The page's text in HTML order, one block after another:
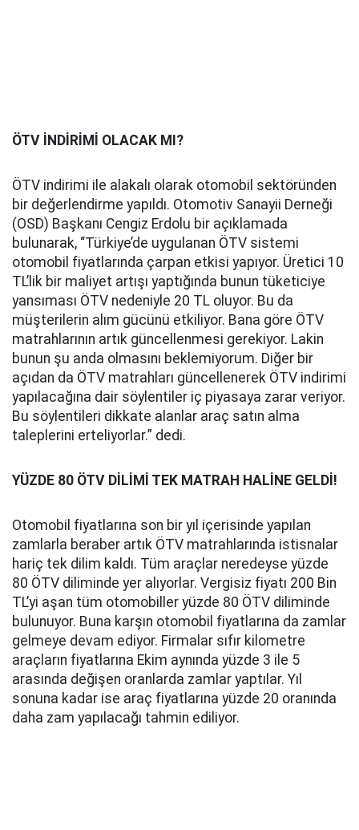
ÖTV İNDİRİMİ OLACAK MI?
ÖTV indirimi ile alakalı olarak otomobil sektöründen
bir değerlendirme yapıldı. Otomotiv Sanayii Derneği
(OSD) Başkanı Cengiz Erdolu bir açıklamada
bulunarak, “Türkiye’de uygulanan ÖTV sistemi
otomobil fiyatlarında çarpan etkisi yapıyor. Üretici 10
TL’lik bir maliyet artışı yaptığında bunun tüketiciye
yansıması ÖTV nedeniyle 20 TL oluyor. Bu da
müşterilerin alım gücünü etkiliyor. Bana göre ÖTV
matrahlarının artık güncellenmesi gerekiyor. Lakin
bunun şu anda olmasını beklemiyorum. Diğer bir
açıdan da ÖTV matrahları güncellenerek ÖTV indirimi
yapılacağına dair söylentiler iç piyasaya zarar veriyor.
Bu söylentileri dikkate alanlar araç satın alma
taleplerini erteliyorlar.” dedi.
YÜZDE 80 ÖTV DİLİMİ TEK MATRAH HALİNE GELDİ!
Otomobil fiyatlarına son bir yıl içerisinde yapılan
zamlarla beraber artık ÖTV matrahlarında istisnalar
hariç tek dilim kaldı. Tüm araçlar neredeyse yüzde
80 ÖTV diliminde yer alıyorlar. Vergisiz fiyatı 200 Bin
TL’yi aşan tüm otomobiller yüzde 80 ÖTV diliminde
bulunuyor. Buna karşın otomobil fiyatlarına da zamlar
gelmeye devam ediyor. Firmalar sıfır kilometre
araçların fiyatlarına Ekim aynında yüzde 3 ile 5
arasında değişen oranlarda zamlar yaptılar. Yıl
sonuna kadar ise araç fiyatlarına yüzde 20 oranında
daha zam yapılacağı tahmin ediliyor.